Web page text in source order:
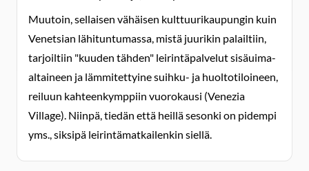
Muutoin, sellaisen vähäisen kulttuurikaupungin kuin
Venetsian lähituntumassa, mistä juurikin palailtiin,
tarjoiltiin "kuuden tähden" leirintäpalvelut sisäuima-
altaineen ja lämmitettyine suihku- ja huoltotiloineen,
reiluun kahteenkymppiin vuorokausi (Venezia
Village). Niinpä, tiedän että heillä sesonki on pidempi
yms., siksipä leirintämatkailenkin siellä.